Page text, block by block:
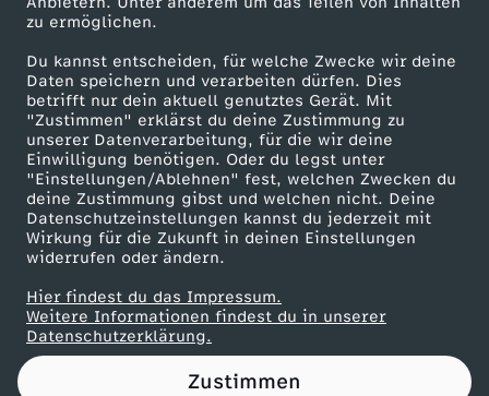
zu ermöglichen.
Du kannst entscheiden, für welche Zwecke wir deine
Daten speichern und verarbeiten dürfen. Dies
betrifft nur dein aktuell genutztes Gerät. Mit
"Zustimmen" erklärst du deine Zustimmung zu
unserer Datenverarbeitung, für die wir deine
Einwilligung benötigen. Oder du legst unter
"Einstellungen/Ablehnen" fest, welchen Zwecken du
deine Zustimmung gibst und welchen nicht. Deine
Datenschutzeinstellungen kannst du jederzeit mit
Wirkung für die Zukunft in deinen Einstellungen
widerrufen oder ändern.
Hier findest du das Impressum.
Weitere Informationen findest du in unserer
Datenschutzerklärung.
Zustimmen
E
R
G
E
G
L
A
Karriere
ZDF goes Schule
Werbefernsehen
Mainzelmännchen
Partner